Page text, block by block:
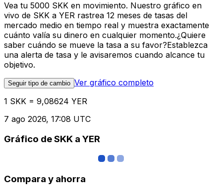
Vea tu 5000 SKK en movimiento. Nuestro gráfico en
vivo de SKK a YER rastrea 12 meses de tasas del
mercado medio en tiempo real y muestra exactamente
cuánto valía su dinero en cualquier momento.¿Quiere
saber cuándo se mueve la tasa a su favor?Establezca
una alerta de tasa y le avisaremos cuando alcance tu
objetivo.
Seguir tipo de cambio Ver gráfico completo
1 SKK = 9,08624 YER
7 ago 2026, 17:08 UTC
Gráfico de SKK a YER
Compara y ahorra